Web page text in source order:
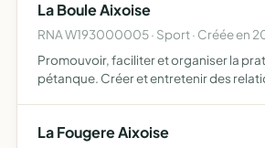
La Boule Aixoise
RNA W193000005 · Sport · Créée en
Promouvoir, faciliter et organiser la
pétanque. Créer et entretenir des
La Fougere Aixoise